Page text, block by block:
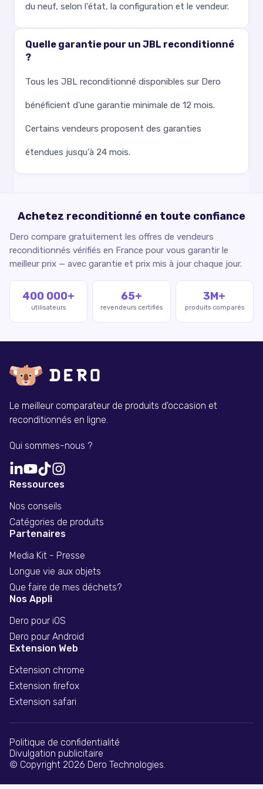
du neuf, selon l'état, la configuration et le vendeur.
Quelle garantie pour un JBL reconditionné
?
Tous les JBL reconditionné disponibles sur Dero
bénéficient d'une garantie minimale de 12 mois.
Certains vendeurs proposent des garanties
étendues jusqu'à 24 mois.
Achetez reconditionné en toute confiance
Dero compare gratuitement les offres de vendeurs
reconditionnés vérifiés en France pour vous garantir le
meilleur prix — avec garantie et prix mis à jour chaque jour.
400 000+
utilisateurs
65+
revendeurs certifiés
3M+
produits comparés
Le meilleur comparateur de produits d'occasion et
reconditionnés en ligne.
Qui sommes-nous ?
Ressources
Nos conseils
Catégories de produits
Partenaires
Media Kit - Presse
Longue vie aux objets
Que faire de mes déchets?
Nos Appli
Dero pour iOS
Dero pour Android
Extension Web
Extension chrome
Extension firefox
Extension safari
© Copyright 2026 Dero Technologies.
Politique de confidentialité
Divulgation publicitaire